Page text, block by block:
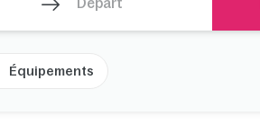
Équipements